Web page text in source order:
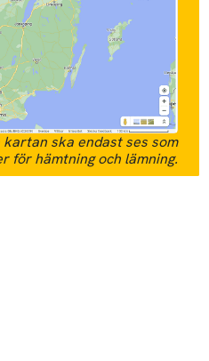
ska endast ses som
för hämtning och lämning.